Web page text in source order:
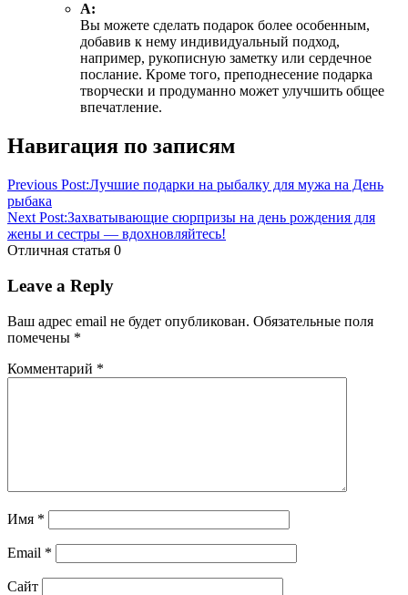
А:
Вы можете сделать подарок более особенным,
добавив к нему индивидуальный подход,
например, рукописную заметку или сердечное
послание. Кроме того, преподнесение подарка
творчески и продуманно может улучшить общее
впечатление.
Навигация по записям
Previous Post:Лучшие подарки на рыбалку для мужа на День
рыбака
Next Post:Захватывающие сюрпризы на день рождения для
жены и сестры — вдохновляйтесь!
Отличная статья 0
Leave a Reply
Ваш адрес email не будет опубликован. Обязательные поля
помечены *
Комментарий *
Имя *
Email *
Сайт